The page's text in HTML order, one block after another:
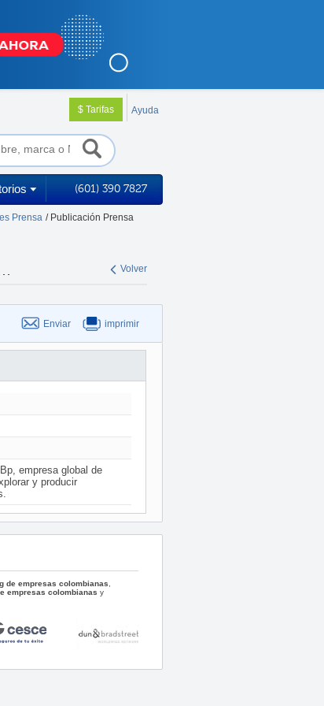
$ Tarifas Ayuda
(601) 390 7827
Prensa / Publicación Prensa
Volver
Enviar imprimir
empresa global de
y producir
de empresas colombianas
empresas colombianas y